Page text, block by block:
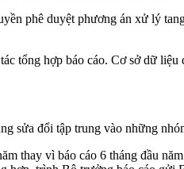
phê duyệt phương án xử lý
tổng hợp báo cáo. Cơ sở dữ
sửa đổi tập trung vào những
thay vì báo cáo 6 tháng đầu